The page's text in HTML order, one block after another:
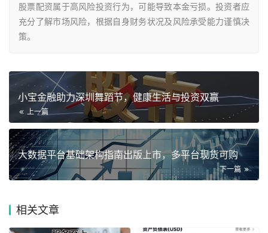
股票配资属于高风险投资行为，可能导致本金亏损。投资者应
充分了解市场风险，根据自身财务状况及风险承受能力谨慎决
策。
小宝金融助力深圳舞蹈节，健康生活与投资双赢
上一篇
大数据平台基础架构指南出版上市，多平台现货可购
下一篇
相关文章